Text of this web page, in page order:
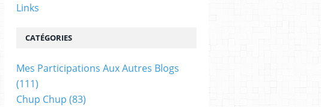
Links
CATÉGORIES
Mes Participations Aux Autres Blogs
(111)
Chup Chup (83)